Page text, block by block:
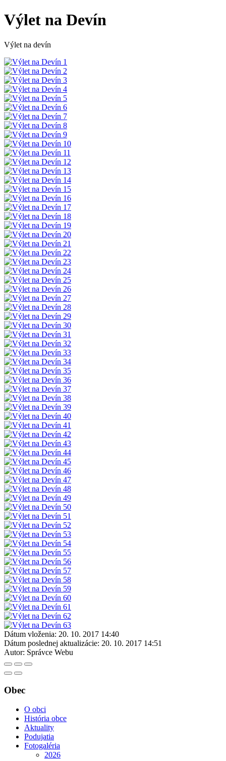
Výlet na Devín
Výlet na devín
Dátum vloženia: 20. 10. 2017 14:40
Dátum poslednej aktualizácie: 20. 10. 2017 14:51
Autor: Správce Webu
Obec
O obci
História obce
Aktuality
Podujatia
Fotogaléria
2026